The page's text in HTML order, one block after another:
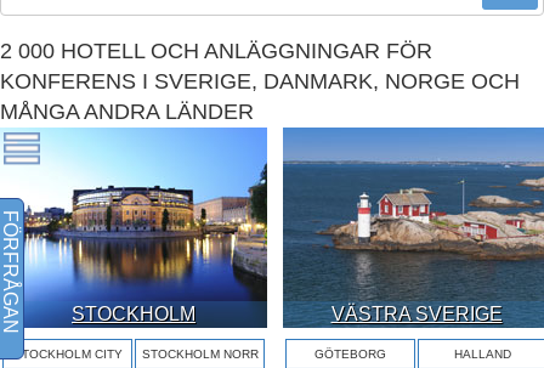
2 000 HOTELL OCH ANLÄGGNINGAR FÖR
KONFERENS I SVERIGE, DANMARK, NORGE OCH
MÅNGA ANDRA LÄNDER
STOCKHOLM
STOCKHOLM CITY STOCKHOLM NORR
VÄSTRA SVERIGE
GÖTEBORG HALLAND
FÖRFRÅGAN